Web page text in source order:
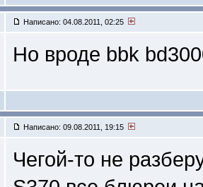
Написано: 04.08.2011, 02:25
Но вроде bbk
Написано: 09.08.2011, 19:15
Чегой-то не